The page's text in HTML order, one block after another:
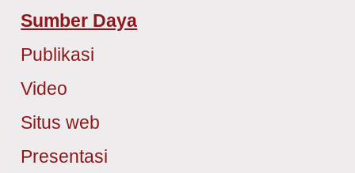
Sumber Daya
Publikasi
Video
Situs web
Presentasi